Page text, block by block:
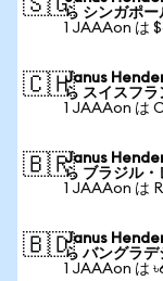
🇸🇬ら シンガポー
1 JAAAon は
🇨🇭Janus
ら スイスフラ
1 JAAAon は
🇧🇷Janus
ら ブラジル・
1 JAAAon は
🇧🇩Janus
ら バングラデ
1 JAAAon は